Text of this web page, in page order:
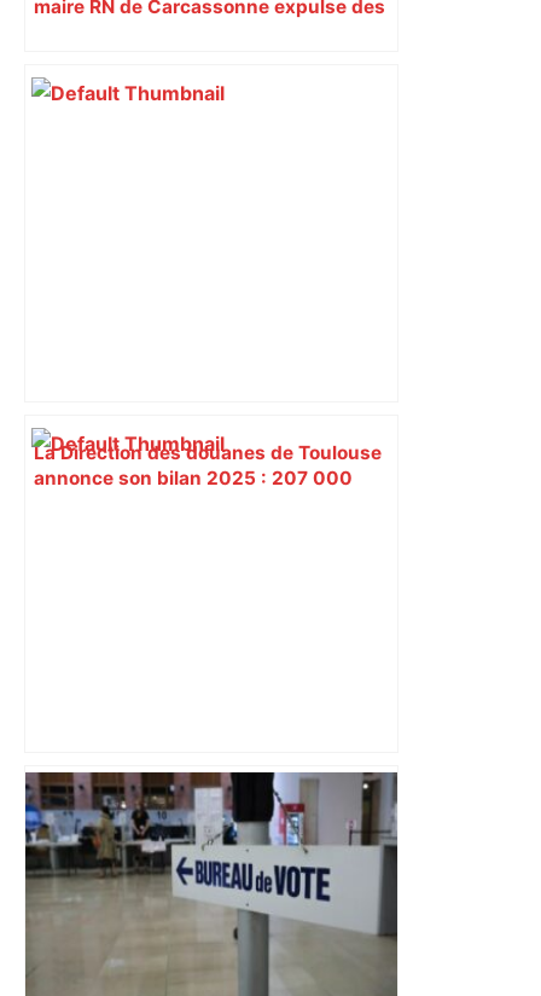
maire RN de Carcassonne expulse des
La Direction des douanes de Toulouse
annonce son bilan 2025 : 207 000
Vidéo Toulouse : le Volkswagen Id.Buzz
prend feu pendant la recharge,
incendie à la station-service – Actu.fr